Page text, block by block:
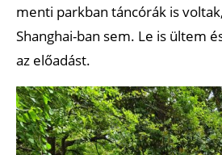
menti parkban táncórák is
Shanghai-ban sem. Le is ültem
az előadást.